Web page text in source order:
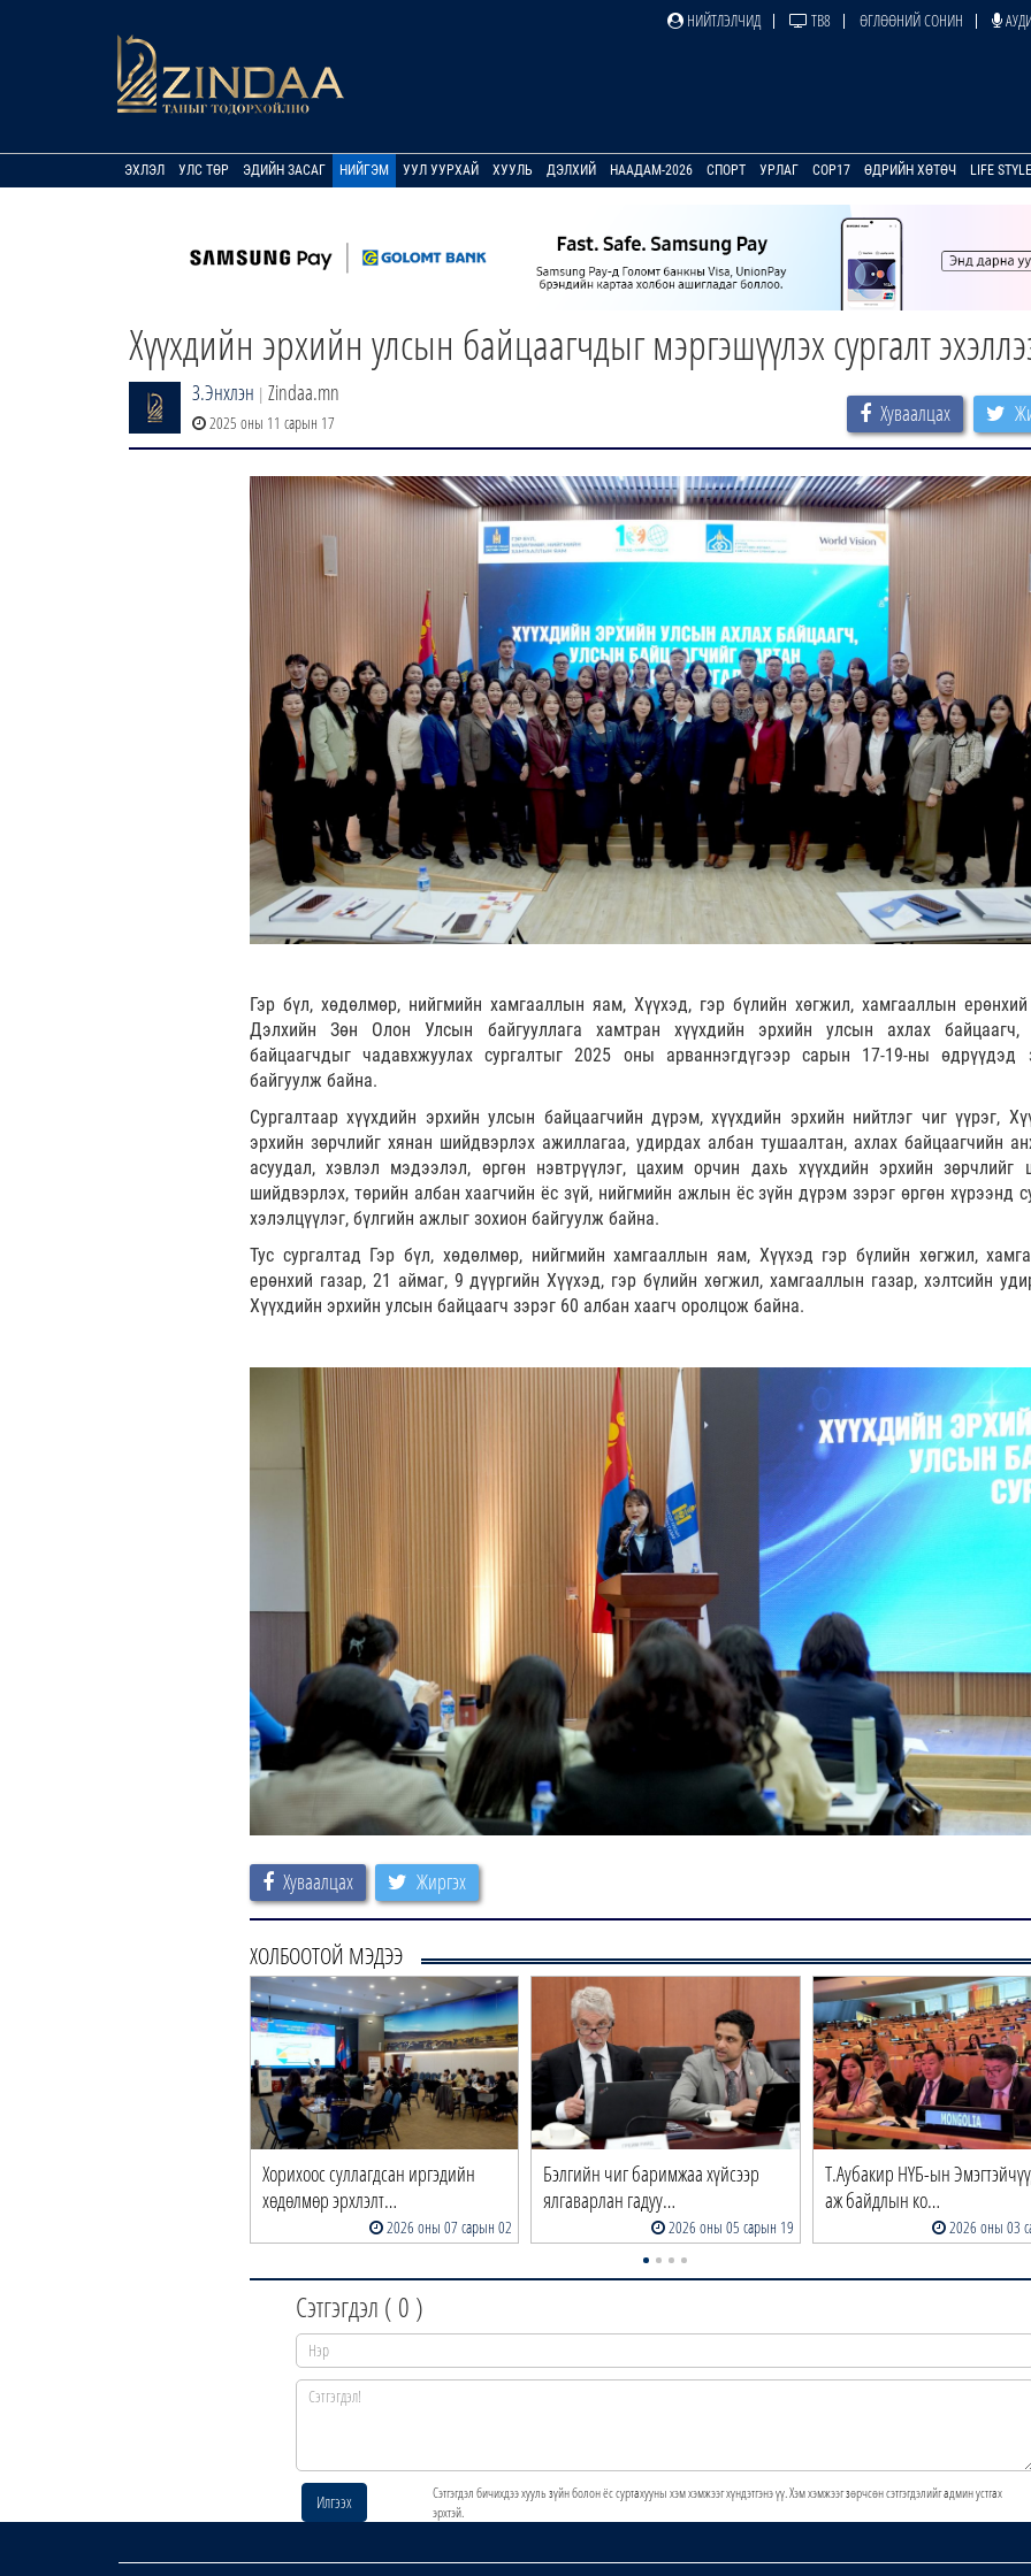
НИЙТЛЭЛЧИД ТВ8 ӨГЛӨӨНИЙ СОНИН
ЭХЛЭЛ УЛС ТӨР ЭДИЙН ЗАСАГ НИЙГЭМ УУЛ УУРХАЙ ХУУЛЬ ДЭЛХИЙ НААДАМ-2026 СПОРТ УРЛАГ COP17 ӨДРИЙН ХӨТӨЧ LIFE STYLE
Хүүхдийн эрхийн улсын байцаагчдыг мэргэшүүлэх сургалт
З.Энхлэн | Zindaa.mn
2025 оны 11 сарын 17 Хуваалцах
Гэр бүл, хөдөлмөр, нийгмийн хамгааллын яам, Хүүхэд, гэр бүлийн хөгжил, хамгааллын ерөнхий
Дэлхийн Зөн Олон Улсын байгууллага хамтран хүүхдийн эрхийн улсын ахлах байцаагч,
байцаагчдыг чадавхжуулах сургалтыг 2025 оны арваннэгдүгээр сарын 17-19-ны өдрүүдэд
байгуулж байна.
Сургалтаар хүүхдийн эрхийн улсын байцаагчийн дүрэм, хүүхдийн эрхийн нийтлэг чиг үүрэг,
эрхийн зөрчлийг хянан шийдвэрлэх ажиллагаа, удирдах албан тушаалтан, ахлах байцаагчийн
асуудал, хэвлэл мэдээлэл, өргөн нэвтрүүлэг, цахим орчин дахь хүүхдийн эрхийн зөрчлийг
шийдвэрлэх, төрийн албан хаагчийн ёс зүй, нийгмийн ажлын ёс зүйн дүрэм зэрэг өргөн хүрээнд
хэлэлцүүлэг, бүлгийн ажлыг зохион байгуулж байна.
Тус сургалтад Гэр бүл, хөдөлмөр, нийгмийн хамгааллын яам, Хүүхэд гэр бүлийн хөгжил,
ерөнхий газар, 21 аймаг, 9 дүүргийн Хүүхэд, гэр бүлийн хөгжил, хамгааллын газар, хэлтсийн
Хүүхдийн эрхийн улсын байцаагч зэрэг 60 албан хаагч оролцож байна.
Хуваалцах Жиргэх
ХОЛБООТОЙ МЭДЭЭ
Хорихоос суллагдсан иргэдийн
хөдөлмөр эрхлэлт…
2026 оны 07 сарын 02
Бэлгийн чиг баримжаа хүйсээр
ялгаварлан гадуу…
2026 оны 05 сарын 19
Т.Аубакир НҮБ-ын
аж байдлын ко…
2026 оны 03
Сэтгэгдэл ( 0 )
Илгээх
Сэтгэгдэл бичихдээ хууль зүйн болон ёс суртахууны хэм хэмжээг хүндэтгэнэ үү. Хэм хэмжээг зөрчсөн сэтгэгдэлийг админ устгах
эрхтэй.